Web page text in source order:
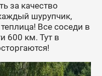
за качество
шурупчик,
Все соседи в
600 км. Тут в